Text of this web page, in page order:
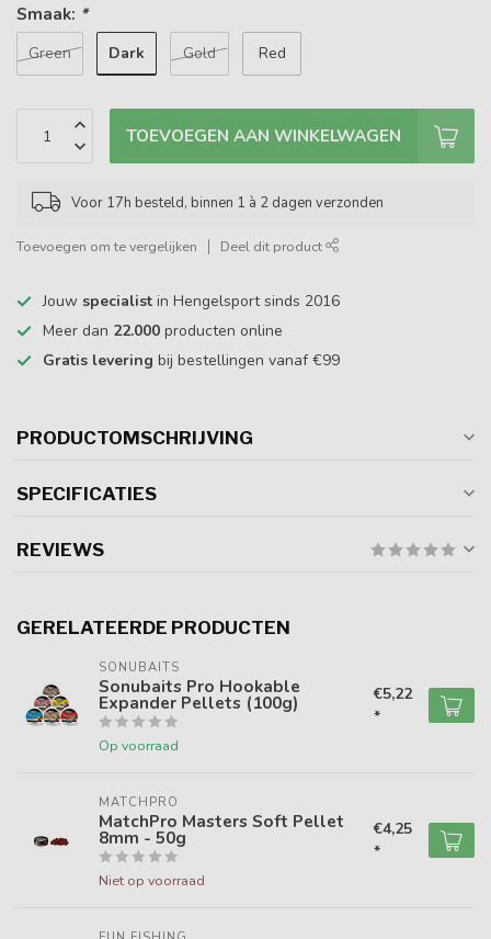
Smaak: *
Green Dark Gold Red
TOEVOEGEN AAN WINKELWAGEN
Voor 17h besteld, binnen 1 à 2 dagen verzonden
Toevoegen om te vergelijken Deel dit product
Jouw specialist in Hengelsport sinds 2016
Meer dan 22.000 producten online
Gratis levering bij bestellingen vanaf €99
PRODUCTOMSCHRIJVING
SPECIFICATIES
REVIEWS
GERELATEERDE PRODUCTEN
SONUBAITS
Sonubaits Pro Hookable
Expander Pellets (100g)
Op voorraad
€5,22
*
MATCHPRO
MatchPro Masters Soft Pellet
8mm - 50g
Niet op voorraad
€4,25
*